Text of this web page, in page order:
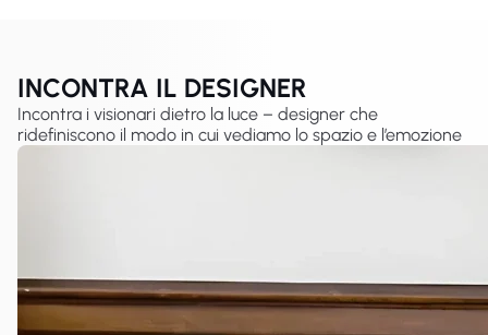
INCONTRA IL DESIGNER
Incontra i visionari dietro la luce – designer che
ridefiniscono il modo in cui vediamo lo spazio e l’emozione